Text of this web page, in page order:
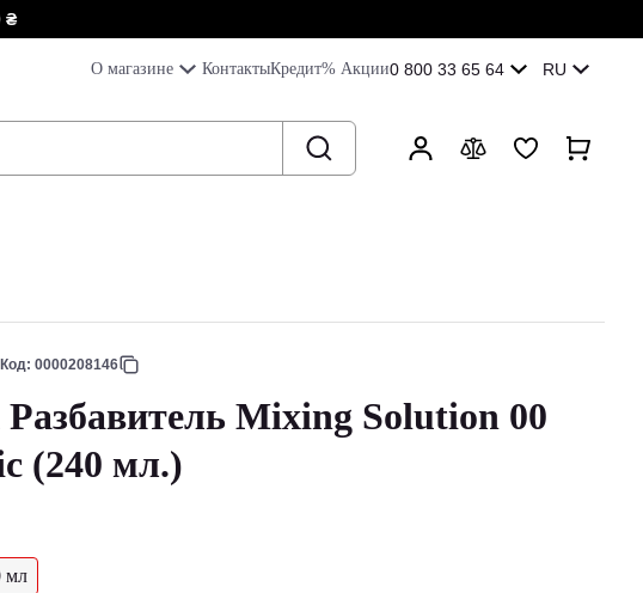
₴
О магазине КонтактыКредит% Акции0 800 33 65 64 RU
Код: 0000208146
Mixing Solution 00
(240 мл.)
мл